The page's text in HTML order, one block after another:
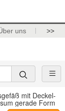
uns >>
mit Deckel-
gerade Form